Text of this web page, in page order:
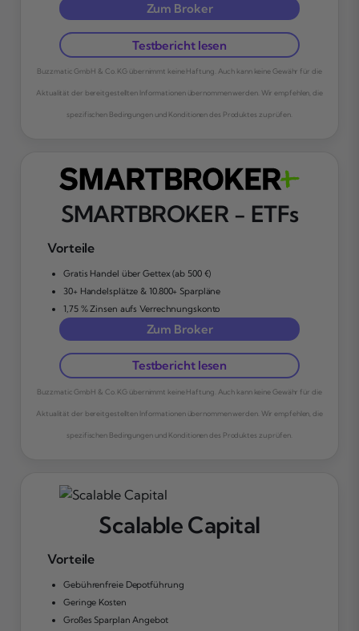
Zum Broker
Testbericht lesen
Buzzmatic GmbH & Co. KG übernimmt keine Haftung. Auch kann keine Gewähr für die
Aktualität der bereitgestellten Informationen übernommen werden. Wir empfehlen, die
spezifischen Bedingungen und Konditionen des Produktes zu prüfen.
SMARTBROKER - ETFs
Vorteile
Gratis Handel über Gettex (ab 500 €)
30+ Handelsplätze & 10.800+ Sparpläne
1,75 % Zinsen aufs Verrechnungskonto
Zum Broker
Testbericht lesen
Buzzmatic GmbH & Co. KG übernimmt keine Haftung. Auch kann keine Gewähr für die
Aktualität der bereitgestellten Informationen übernommen werden. Wir empfehlen, die
spezifischen Bedingungen und Konditionen des Produktes zu prüfen.
Scalable Capital
Vorteile
Gebührenfreie Depotführung
Geringe Kosten
Großes Sparplan Angebot